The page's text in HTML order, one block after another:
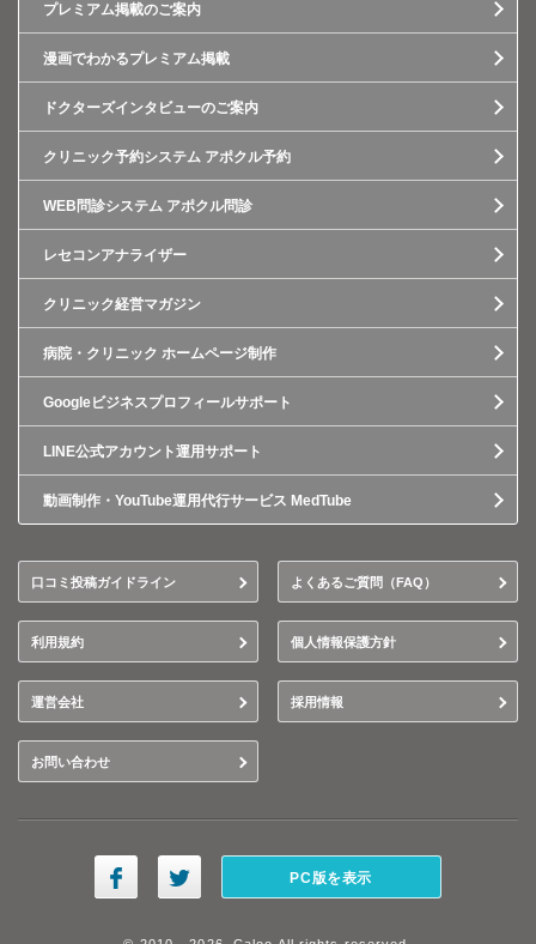
プレミアム掲載のご案内
漫画でわかるプレミアム掲載
ドクターズインタビューのご案内
クリニック予約システム アポクル予約
WEB問診システム アポクル問診
レセコンアナライザー
クリニック経営マガジン
病院・クリニック ホームページ制作
Googleビジネスプロフィールサポート
LINE公式アカウント運用サポート
動画制作・YouTube運用代行サービス MedTube
口コミ投稿ガイドライン よくあるご質問（FAQ）
利用規約 個人情報保護方針
運営会社 採用情報
お問い合わせ
PC版を表示